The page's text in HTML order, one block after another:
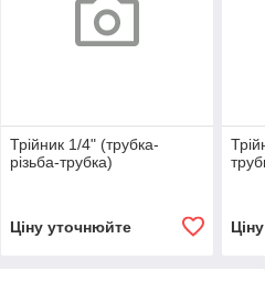
Трійник 1/4" (трубка-
різьба-трубка)
Ціну уточнюйте